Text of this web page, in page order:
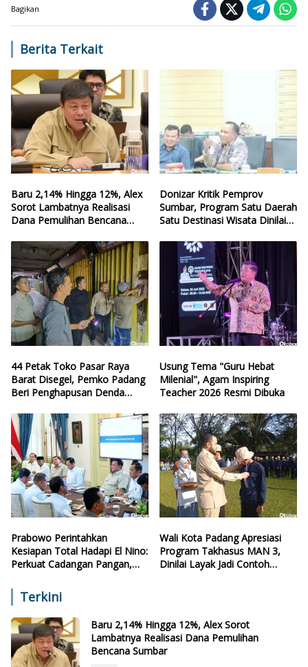
Bagikan
Berita Terkait
Baru 2,14% Hingga 12%, Alex
Sorot Lambatnya Realisasi
Dana Pemulihan Bencana
Donizar Kritik Pemprov
Sumbar, Program Satu Daerah
Satu Destinasi Wisata Dinilai
44 Petak Toko Pasar Raya
Barat Disegel, Pemko Padang
Beri Penghapusan Denda
Usung Tema "Guru Hebat
Milenial", Agam Inspiring
Teacher 2026 Resmi Dibuka
Prabowo Perintahkan
Kesiapan Total Hadapi El Nino:
Perkuat Cadangan Pangan,
Wali Kota Padang Apresiasi
Program Takhasus MAN 3,
Dinilai Layak Jadi Contoh
Terkini
Baru 2,14% Hingga 12%, Alex Sorot
Lambatnya Realisasi Dana Pemulihan
Bencana Sumbar